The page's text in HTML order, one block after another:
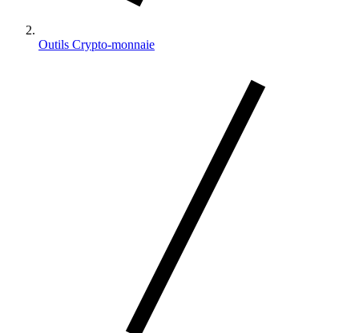
Outils Crypto-monnaie